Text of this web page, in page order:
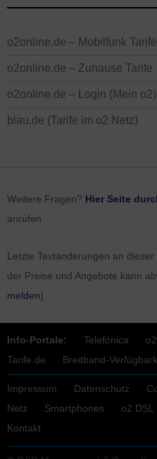
o2online.de – Mobilfunk Tarife
o2online.de – Zuhause Tarife
o2online.de – Login (Mein o2)
blau.de (Tarife im o2 Netz)
Weitere Fragen? Hier Seite
anrufen.
Letzte Textänderungen an dieser
der Preise und Angebote kann
melden).
Info-Portale: Telefónica o2
Tarife.de
Breitband-
Impressum Datenschutz
Netz
Smartphones o2 DSL
Kontakt